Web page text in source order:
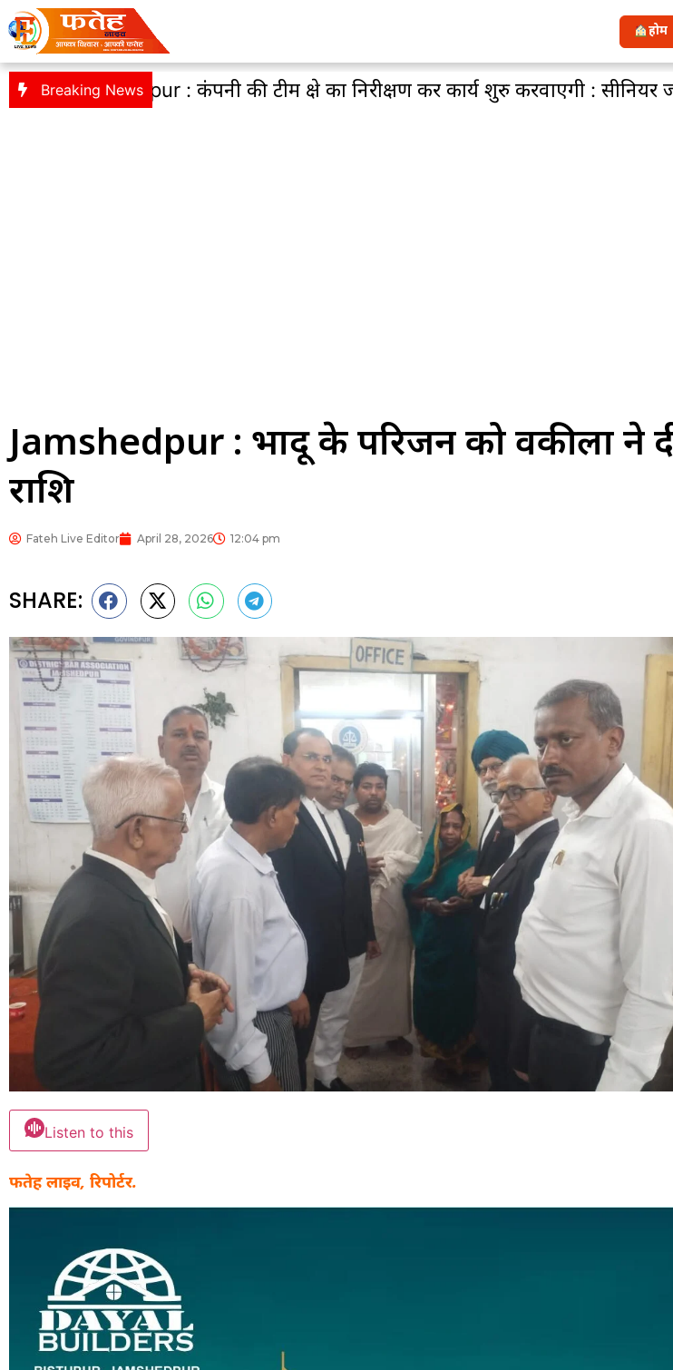
होम
Breaking News
: कंपनी की टीम क्षेत्र का निरीक्षण कर कार्य शुरु करवाएगी : सीनियर जीएम
Jamshedpur : भोंदू के परिजन को वकीलों ने
राशि
Fateh Live Editor April 28, 2026 12:04 pm
SHARE:
Listen to this
फतेह लाइव, रिपोर्टर.